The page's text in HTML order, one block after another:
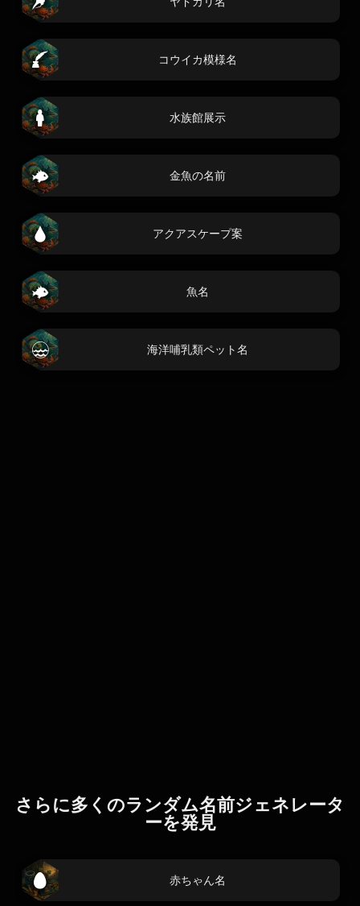
コウイカ模様名
水族館展示
金魚の名前
アクアスケープ案
魚名
海洋哺乳類ペット名
さらに多くのランダム名前ジェネレータ
ーを発見
赤ちゃん名